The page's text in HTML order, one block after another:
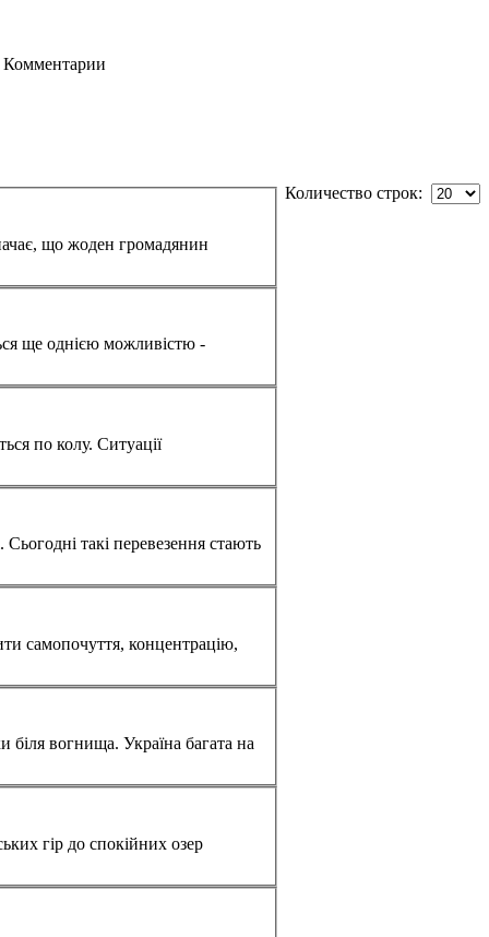
Комментарии
Количество строк:
по колу. Ситуації
такі перевезення стають
самопочуття, концентрацію,
біля вогнища. Україна багата на
гір до спокійних озер